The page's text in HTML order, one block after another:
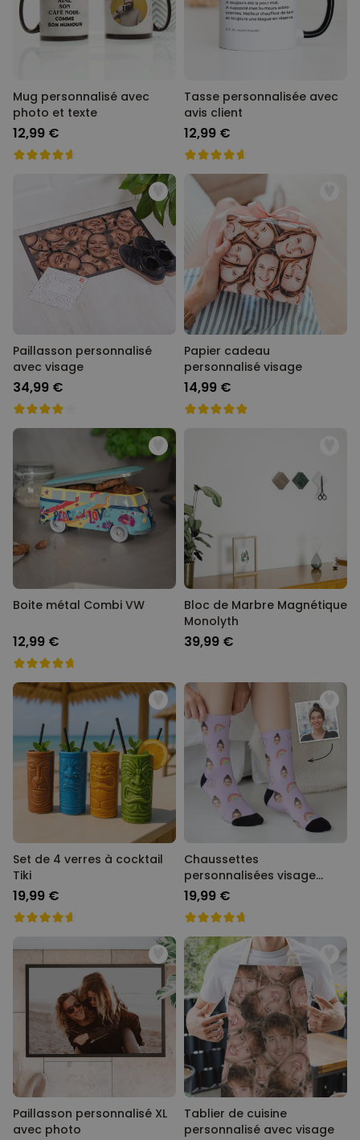
Mug personnalisé avec
photo et texte
12,99 €
Tasse personnalisée avec
avis client
12,99 €
Paillasson personnalisé
avec visage
34,99 €
Papier cadeau
personnalisé visage
14,99 €
Boite métal Combi VW
12,99 €
Bloc de Marbre Magnétique
Monolyth
39,99 €
Set de 4 verres à cocktail
Tiki
19,99 €
Chaussettes
personnalisées visage
différents motifs
19,99 €
Paillasson personnalisé XL
avec photo
Tablier de cuisine
personnalisé avec visage